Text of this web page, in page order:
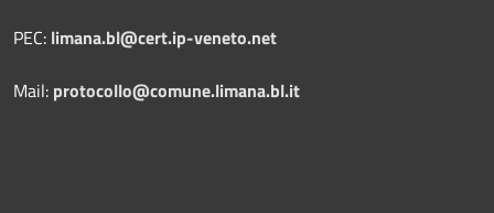
PEC: limana.bl@cert.ip-veneto.net
Mail: protocollo@comune.limana.bl.it